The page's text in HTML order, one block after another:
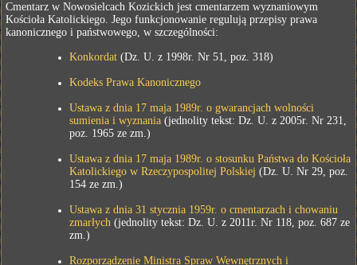
Cmentarz w Nowosielcach Kozickich jest cmentarzem wyznaniowym
Kościoła Katolickiego. Jego funkcjonowanie regulują przepisy prawa
kanonicznego i państwowego, w szczególności:
Konkordat (Dz. U. z 1998r. Nr 51, poz. 318)
Kodeks Prawa Kanonicznego
Ustawa z dnia 17 maja 1989r. o gwarancjach wolności
sumienia i wyznania (jednolity tekst: Dz. U. z 2005r. Nr 231,
poz. 1965 ze zm.)
Ustawa z dnia 17 maja 1989r. o stosunku Państwa do Kościoła
Katolickiego w Rzeczypospolitej Polskiej (Dz. U. Nr 29, poz.
154 ze zm.)
Ustawa z dnia 31 stycznia 1959r. o cmentarzach i chowaniu
zmarłych (jednolity tekst: Dz. U. z 2011r. Nr 118, poz. 687 ze
zm.)
Rozporządzenie Ministra Spraw Wewnętrznych i